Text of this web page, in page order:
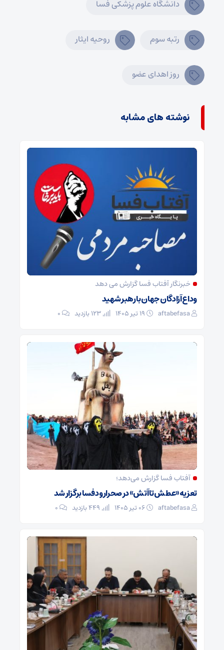
دانشگاه علوم پزشکی فسا
رتبه سوم روحیه ایثار
روز اهدای عضو
نوشته های مشابه
خبرنگار آفتاب فسا گزارش می دهد
وداع آزادگان جهان با رهبر شهید
aftabefasa ۰
آفتاب فسا گزارش می‌دهد؛
تعزیه «عطش تا آتش» در صحرارود فسا برگزار شد
aftabefasa ۰